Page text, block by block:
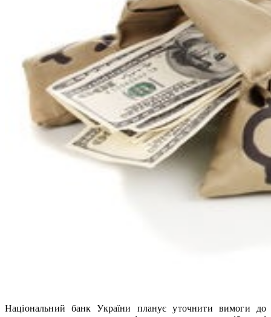
Національний банк України планує уточнити вимоги до